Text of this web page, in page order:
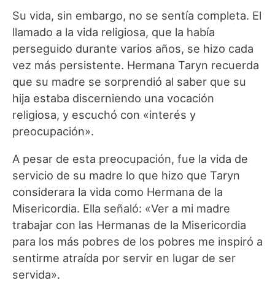
Su vida, sin embargo, no se sentía completa. El
llamado a la vida religiosa, que la había
perseguido durante varios años, se hizo cada
vez más persistente. Hermana Taryn recuerda
que su madre se sorprendió al saber que su
hija estaba discerniendo una vocación
religiosa, y escuchó con «interés y
preocupación».
A pesar de esta preocupación, fue la vida de
servicio de su madre lo que hizo que Taryn
considerara la vida como Hermana de la
Misericordia. Ella señaló: «Ver a mi madre
trabajar con las Hermanas de la Misericordia
para los más pobres de los pobres me inspiró a
sentirme atraída por servir en lugar de ser
servida».